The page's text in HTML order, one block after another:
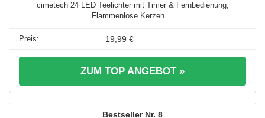
cimetech 24 LED Teelichter mit Timer & Fernbedienung,
Flammenlose Kerzen ...
19,99 €
ZUM TOP ANGEBOT »
8